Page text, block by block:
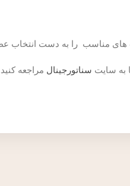
های مناسب را به دست انتخاب
به سایت سناتورجینال مراجعه